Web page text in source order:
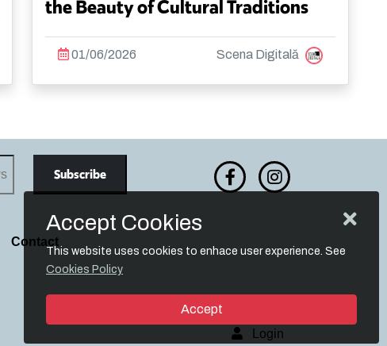
the Beauty of Cultural Traditions
01/06/2026 Scena Digitală
Contact
Login
Accept Cookies
This website uses cookies to enhace user experience. See
Cookies Policy
Accept